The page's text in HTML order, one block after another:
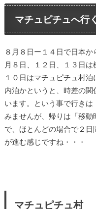
マチュピチュへ行
８月８日ー１４日で日本
月８日、１２日、１３日は
１０日はマチュピチュ村
内泊かというと、時差の
います。という事で行き
みませんが、帰りは「移
で、ほとんどの場合で２
が進む感じですね・・・
マチュピチュ村